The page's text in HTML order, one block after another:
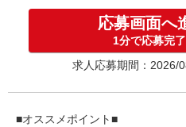
応募画面へ
1分で応募完
求人応募期間：2026/
■オススメポイント■